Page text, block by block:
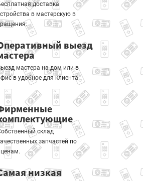
доставка
в мастерскую в
выезд
мастера на дом или в
в удобное для клиента
склад
запчастей по
низкая